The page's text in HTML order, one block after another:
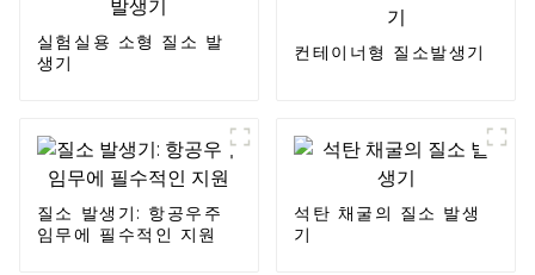
실험실용 소형 질소 발
생기
컨테이너형 질소발생기
질소 발생기: 항공우주
임무에 필수적인 지원
석탄 채굴의 질소 발생
기